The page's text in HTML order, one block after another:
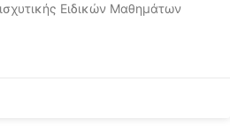
Ειδικών Μαθημάτων